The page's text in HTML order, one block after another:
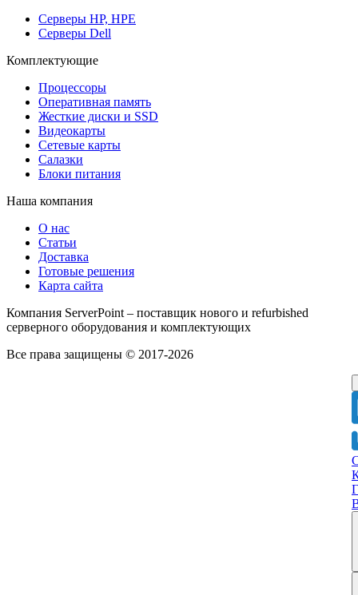
Серверы HP, HPE
Серверы Dell
Комплектующие
Процессоры
Оперативная память
Жесткие диски и SSD
Видеокарты
Сетевые карты
Салазки
Блоки питания
Наша компания
О нас
Статьи
Доставка
Готовые решения
Карта сайта
Компания ServerPoint – поставщик нового и refurbished
серверного оборудования и комплектующих
Все права защищены © 2017-2026